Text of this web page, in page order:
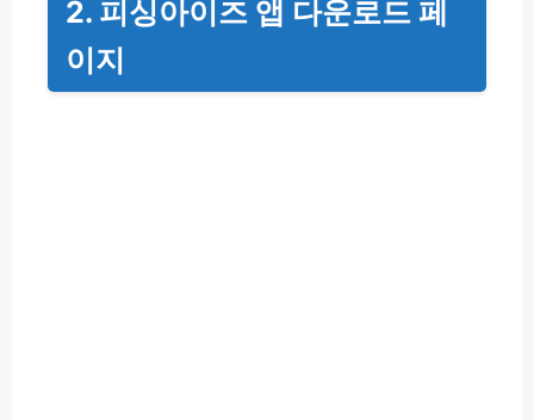
2. 피싱아이즈 앱 다운로드 페
이지